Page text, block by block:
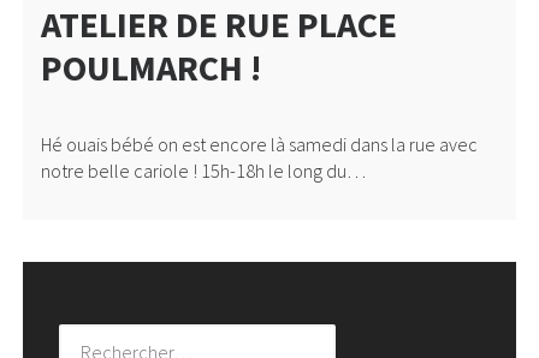
ATELIER DE RUE PLACE
POULMARCH !
Hé ouais bébé on est encore là samedi dans la rue avec
notre belle cariole ! 15h-18h le long du…
Rechercher :